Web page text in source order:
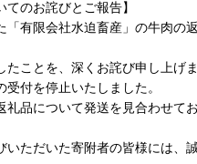
のお詫びとご報告】
有限会社水迫畜産」の牛肉の
ことを、深くお詫び申し上げま
付を停止いたしました。
品について発送を見合わせて
ただいた寄附者の皆様には、